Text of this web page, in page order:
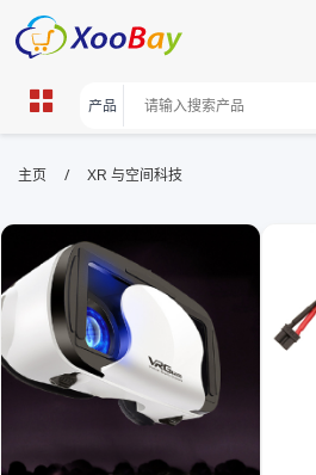
XR 与空间科技 |
XR,空间科技,虚拟现实应用,
XOOBAY
全面梳理XR在空间科技中的应用场景、技
式体验、高保真仿真、数据可视化、任务
升科研与任务执行效率。
主页 / XR 与空间科技